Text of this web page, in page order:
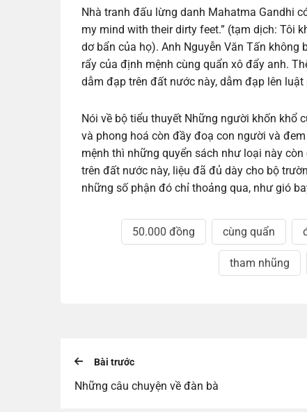
Nhà tranh đấu lừng danh Mahatma Gandhi
my mind with their dirty feet.” (tạm dịch: Tôi
dơ bẩn của họ). Anh Nguyễn Văn Tấn
rẩy của định mệnh cùng quẩn xô đẩy anh.
dẫm đạp trên đất nước này, dẫm đạp lên
Nói về bộ tiểu thuyết Những người khốn khổ
và phong hoá còn đầy đoạ con người và
mệnh thì những quyển sách như loại này
trên đất nước này, liệu đã đủ dày cho bộ
những số phận đó chỉ thoảng qua, như gió
50.000 đồng cùng quẩn
tham nhũng
Bài trước
Những câu chuyện về đàn bà